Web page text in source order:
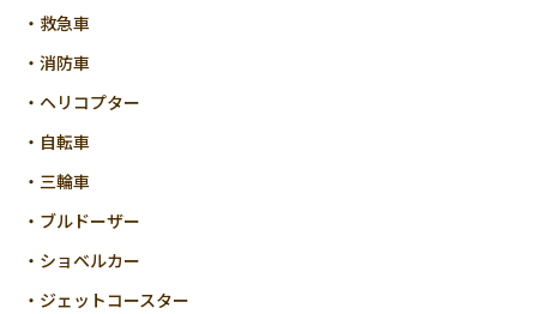
・救急車
・消防車
・ヘリコプター
・自転車
・三輪車
・ブルドーザー
・ショベルカー
・ジェットコースター